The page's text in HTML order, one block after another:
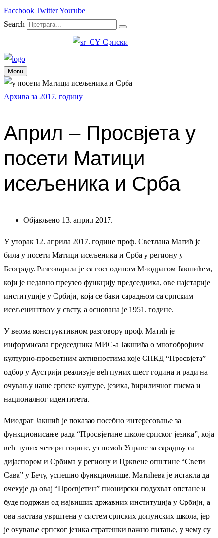
Facebook TwitterYoutube
Search
Српски
Menu
Архива за 2017. годину
Aприл – Просвјета у
посети Матици
исељеника и Срба
Објављено 13. април 2017.
У уторак 12. априла 2017. године проф. Светлана Матић је
била у посети Матици исељеника и Срба у региону у
Београду. Разговарала је са господином Миодрагом Јакшићем,
који је недавно преузео функцију председника, ове најстарије
институције у Србији, која се бави сарадњом са српским
исељеништвом у свету, а основана је 1951. године.
У веома конструктивном разговору проф. Матић је
информисала председника МИС-а Јакшића о многобројним
културно-просветним активностима које СПКД “Просвјета” –
одбор у Аустрији реализује већ пуних шест година и ради на
очувању наше српске културе, језика, ћириличног писма и
националног идентитета.
Миодраг Јакшић је показао посебно интересовање за
функционисање рада “Просвјетине школе српског језика”, која
већ пуних четири године, уз помоћ Управе за сарадњу са
дијаспором и Србима у региону и Црквене општине “Свети
Сава” у Бечу, успешно функционише. Матићева је истакла да
очекује да овај “Просвјетин” пионирски подухват опстане и
буде подржан од највиших државних институција у Србији, а
ова настава уврштена у систем српских допунских школа, јер
је очување српског језика стратешки важно питање, у чему су